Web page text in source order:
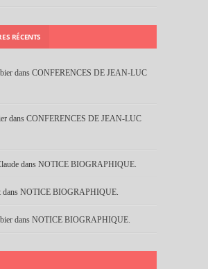
RÉCENTS
dans CONFERENCES DE JEAN-LUC
dans CONFERENCES DE JEAN-LUC
dans NOTICE BIOGRAPHIQUE.
dans NOTICE BIOGRAPHIQUE.
dans NOTICE BIOGRAPHIQUE.